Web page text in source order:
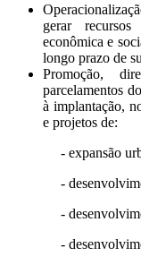
gerar
econômica e
longo prazo de
Promoção,
parcelamentos
à implantação,
e projetos de:
- expansão
-
-
-